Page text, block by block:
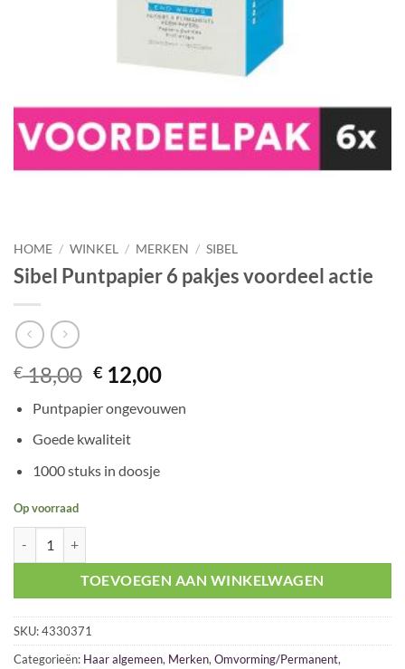
HOME / WINKEL / MERKEN / SIBEL
Sibel Puntpapier 6 pakjes voordeel actie
€18,00 Oorspronkelijke
prijs
was:
€ 18,00.
€ 12,00Huidige
is:
Puntpapier ongevouwen
Goede kwaliteit
1000 stuks in doosje
Op voorraad
TOEVOEGEN AAN WINKELWAGEN
SKU:4330371
Categorieën: Haar algemeen, Merken,Omvorming/Permanent,